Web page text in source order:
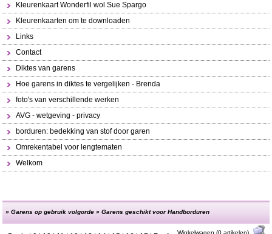
Kleurenkaart Wonderfil wol Sue Spargo
Kleurenkaarten om te downloaden
Links
Contact
Diktes van garens
Hoe garens in diktes te vergelijken - Brenda
foto's van verschillende werken
AVG - wetgeving - privacy
borduren: bedekking van stof door garen
Omrekentabel voor lengtematen
Welkom
»Garens op gebruik volgorde »Garens geschikt voor Handborduren
Winkelwagen (0 artikelen)